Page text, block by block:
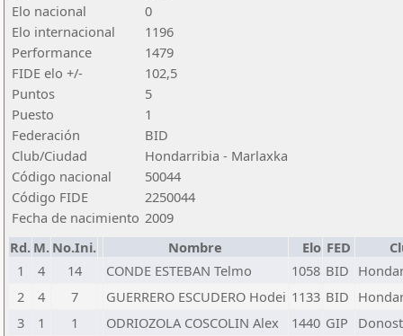
Elo nacional
0
Elo internacional
1196
Performance
1479
FIDE elo +/-
102,5
Puntos
5
Puesto
1
Federación
BID
Club/Ciudad
Hondarribia - Marlaxka
Código nacional
50044
Código FIDE
2250044
Fecha de nacimiento 2009
Rd. M. No.Ini. Nombre Elo FED
1
4 14 CONDE ESTEBAN Telmo 1058 BID
2
4 7 GUERRERO ESCUDERO Hodei 1133 BID
3
1 1 ODRIOZOLA COSCOLIN Alex 1440 GIP